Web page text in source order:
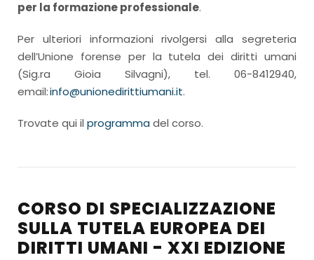
per la formazione professionale.
Per ulteriori informazioni rivolgersi alla segreteria
dell’Unione forense per la tutela dei diritti umani
(Sig.ra Gioia Silvagni), tel. 06-8412940,
email:info@unionedirittiumani.it.
Trovate qui il programmadel corso.
CORSO DI SPECIALIZZAZIONE
SULLA TUTELA EUROPEA DEI
DIRITTI UMANI - XXI EDIZIONE